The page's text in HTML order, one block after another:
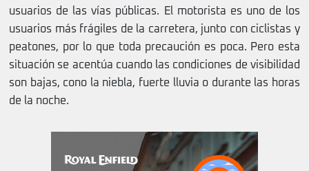
usuarios de las vías públicas. El motorista es uno de los
usuarios más frágiles de la carretera, junto con ciclistas y
peatones, por lo que toda precaución es poca. Pero esta
situación se acentúa cuando las condiciones de visibilidad
son bajas, cono la niebla, fuerte lluvia o durante las horas
de la noche.